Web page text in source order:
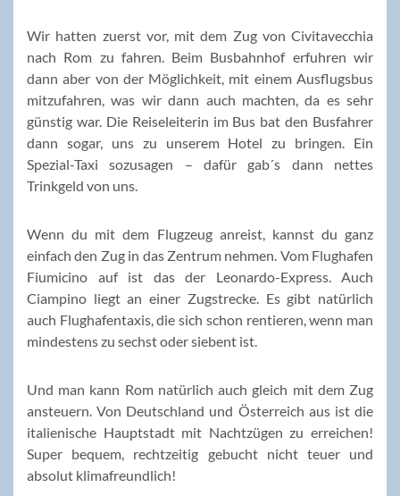
Wir hatten zuerst vor, mit dem Zug von Civitavecchia
nach Rom zu fahren. Beim Busbahnhof erfuhren wir
dann aber von der Möglichkeit, mit einem Ausflugsbus
mitzufahren, was wir dann auch machten, da es sehr
günstig war. Die Reiseleiterin im Bus bat den Busfahrer
dann sogar, uns zu unserem Hotel zu bringen. Ein
Spezial-Taxi sozusagen – dafür gab´s dann nettes
Trinkgeld von uns.
Wenn du mit dem Flugzeug anreist, kannst du ganz
einfach den Zug in das Zentrum nehmen. Vom Flughafen
Fiumicino auf ist das der Leonardo-Express. Auch
Ciampino liegt an einer Zugstrecke. Es gibt natürlich
auch Flughafentaxis, die sich schon rentieren, wenn man
mindestens zu sechst oder siebent ist.
Und man kann Rom natürlich auch gleich mit dem Zug
ansteuern. Von Deutschland und Österreich aus ist die
italienische Hauptstadt mit Nachtzügen zu erreichen!
Super bequem, rechtzeitig gebucht nicht teuer und
absolut klimafreundlich!